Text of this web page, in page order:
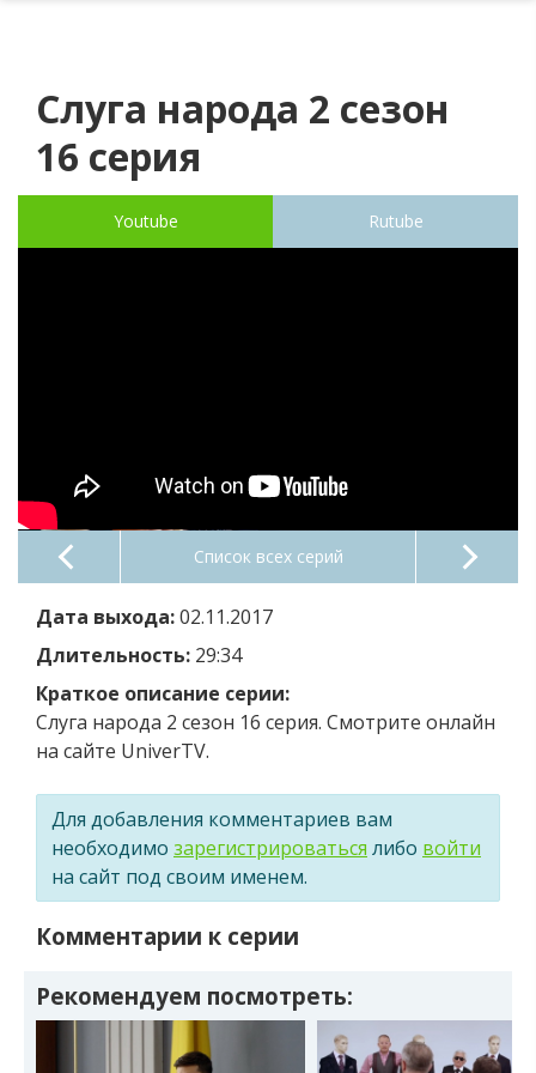
Слуга народа 2 сезон
16 серия
Youtube Rutube
Список всех серий
Дата выхода:02.11.2017
Длительность: 29:34
Краткое описание серии:
Слуга народа 2 сезон 16 серия. Смотрите онлайн
на сайте UniverTV.
Для добавления комментариев вам
необходимо зарегистрироваться либо войти
на сайт под своим именем.
Комментарии к серии
Рекомендуем посмотреть: